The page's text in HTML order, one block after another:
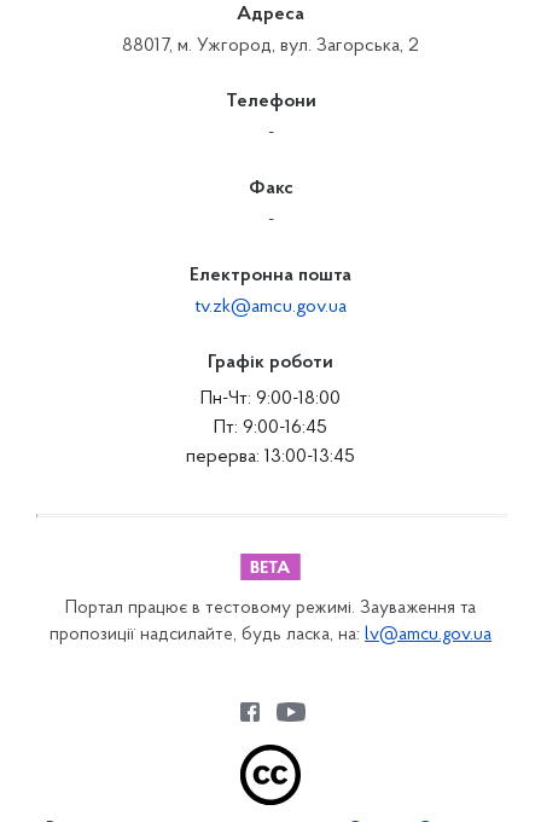
Адреса
88017, м. Ужгород, вул. Загорська, 2
Телефони
-
Факс
-
Електронна пошта
tv.zk@amcu.gov.ua
Графік роботи
Пн-Чт: 9:00-18:00
Пт: 9:00-16:45
перерва: 13:00-13:45
Портал працює в тестовому режимі. Зауваження та
пропозиції надсилайте, будь ласка, на: lv@amcu.gov.ua